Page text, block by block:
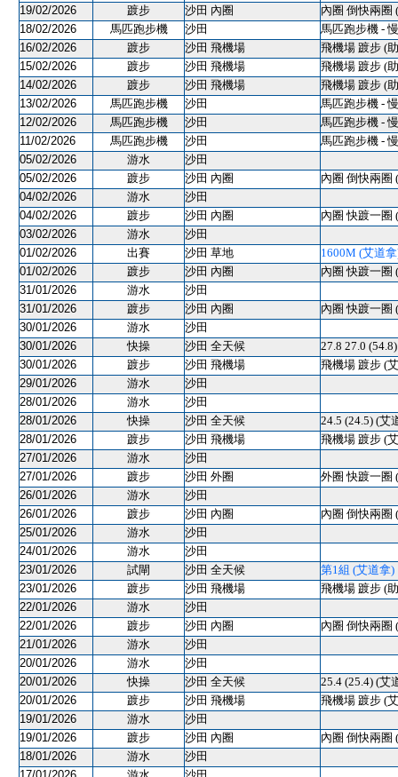
19/02/2026
踱步 沙田 內圈
內圈 倒快兩圈
18/02/2026
馬匹跑步機 沙田
馬匹跑步機 -
16/02/2026
踱步 沙田 飛機場
飛機場 踱步 (
15/02/2026
踱步 沙田 飛機場
飛機場 踱步 (
14/02/2026
踱步 沙田 飛機場
飛機場 踱步 (
13/02/2026
馬匹跑步機 沙田
馬匹跑步機 -
12/02/2026
馬匹跑步機 沙田
馬匹跑步機 -
11/02/2026
馬匹跑步機 沙田
馬匹跑步機 -
05/02/2026
游水
沙田
05/02/2026
踱步 沙田 內圈
內圈 倒快兩圈
04/02/2026
游水
沙田
04/02/2026
踱步 沙田 內圈
內圈 快踱一圈
03/02/2026
游水
沙田
01/02/2026
出賽 沙田 草地
1600M (艾道
01/02/2026
踱步 沙田 內圈
內圈 快踱一圈
31/01/2026
游水
沙田
31/01/2026
踱步 沙田 內圈
內圈 快踱一圈
30/01/2026
游水
沙田
30/01/2026
快操 沙田 全天候
27.8 27.0
30/01/2026
踱步 沙田 飛機場
飛機場 踱步 (
29/01/2026
游水
沙田
28/01/2026
游水
沙田
28/01/2026
快操 沙田 全天候
24.5 (24.5) (艾
28/01/2026
踱步 沙田 飛機場
飛機場 踱步 (
27/01/2026
游水
沙田
27/01/2026
踱步 沙田 外圈
外圈 快踱一圈
26/01/2026
游水
沙田
26/01/2026
踱步 沙田 內圈
內圈 倒快兩圈
25/01/2026
游水
沙田
24/01/2026
游水
沙田
23/01/2026
試閘 沙田 全天候
第1組 (艾道拿)
23/01/2026
踱步 沙田 飛機場
飛機場 踱步 (
22/01/2026
游水
沙田
22/01/2026
踱步 沙田 內圈
內圈 倒快兩圈
21/01/2026
游水
沙田
20/01/2026
游水
沙田
20/01/2026
快操 沙田 全天候
25.4 (25.4) (艾
20/01/2026
踱步 沙田 飛機場
飛機場 踱步 (
19/01/2026
游水
沙田
19/01/2026
踱步 沙田 內圈
內圈 倒快兩圈
18/01/2026
游水
沙田